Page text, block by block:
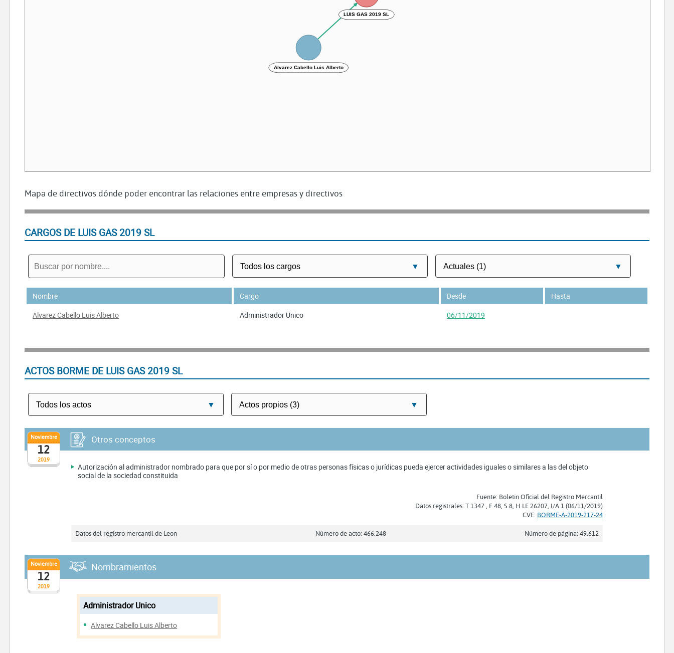
LUIS GAS 2019 SL
Alvarez Cabello Luis Alberto
Mapa de directivos dónde poder encontrar las relaciones entre empresas y directivos
CARGOS DE LUIS GAS 2019 SL
Nombre Cargo Desde
Hasta
Alvarez Cabello Luis Alberto
Administrador Unico 06/11/2019
ACTOS BORME DE LUIS GAS 2019 SL
2019
Noviembre
12
Otros conceptos
Autorización al administrador nombrado para que por sí o por medio de otras personas físicas o jurídicas pueda ejercer actividades iguales o similares a las del objeto
social de la sociedad constituida
Fuente: Boletín Oficial del Registro Mercantil
Datos registrales: T 1347 , F 48, S 8, H LE 26207, I/A 1 (06/11/2019)
CVE: BORME-A-2019-217-24
Datos del registro mercantil de Leon Número de acto: 466.248 Número de página: 49.612
2019
Noviembre
12
Nombramientos
Administrador Unico
Alvarez Cabello Luis Alberto